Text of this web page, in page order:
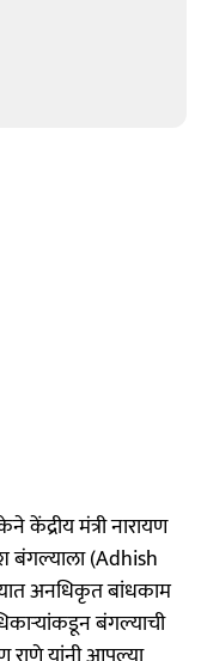
केंद्रीय मंत्री नारायण
बंगल्याला (Adhish
अनधिकृत बांधकाम
बंगल्याची